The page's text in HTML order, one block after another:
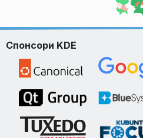
Спонсори KDE